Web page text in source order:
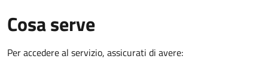
Cosa serve
Per accedere al servizio, assicurati di avere: